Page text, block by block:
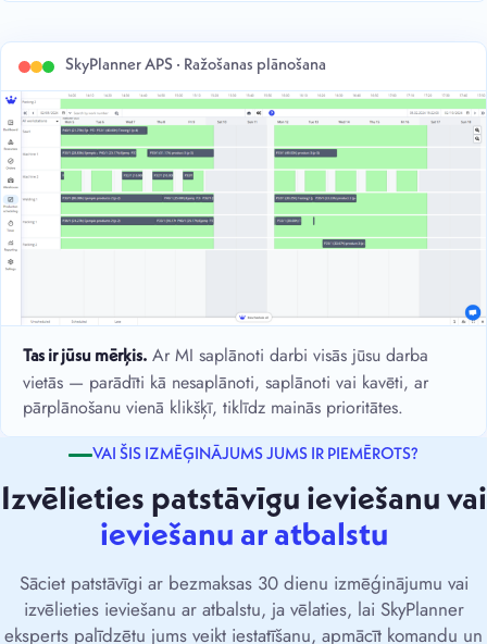
SkyPlanner APS · Ražošanas plānošana
Tas ir jūsu mērķis. Ar MI saplānoti darbi visās jūsu darba
vietās — parādīti kā nesaplānoti, saplānoti vai kavēti, ar
pārplānošanu vienā klikšķī, tiklīdz mainās prioritātes.
VAI ŠIS IZMĒĢINĀJUMS JUMS IR PIEMĒROTS?
Izvēlieties patstāvīgu ieviešanu vai
ieviešanu ar atbalstu
Sāciet patstāvīgi ar bezmaksas 30 dienu izmēģinājumu vai
izvēlieties ieviešanu ar atbalstu, ja vēlaties, lai SkyPlanner
eksperts palīdzētu jums veikt iestatīšanu, apmācīt komandu un